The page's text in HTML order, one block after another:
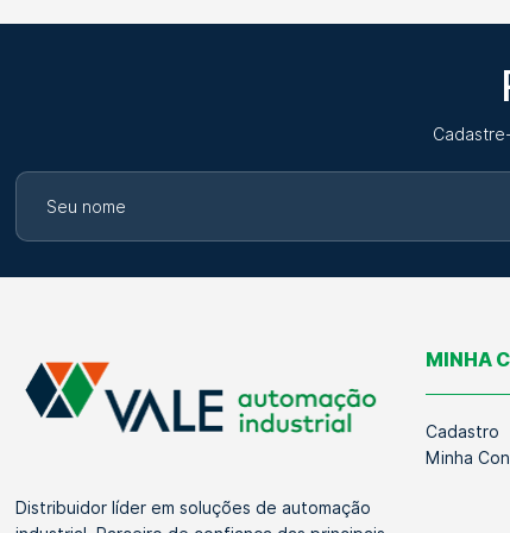
Distribuidor líder em soluções de automação
MINHA
Cadastro
Minha